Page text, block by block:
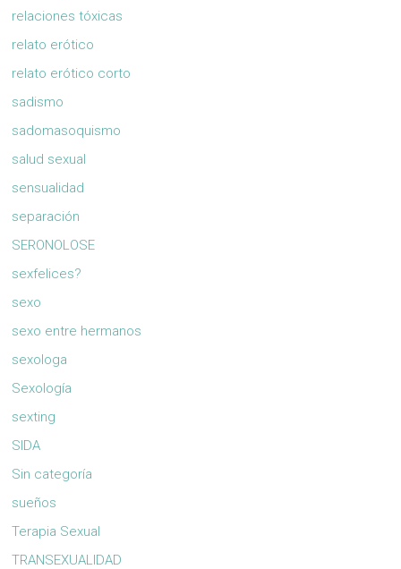
relaciones tóxicas
relato erótico
relato erótico corto
sadismo
sadomasoquismo
salud sexual
sensualidad
separación
SERONOLOSE
sexfelices?
sexo
sexo entre hermanos
sexologa
Sexología
sexting
SIDA
Sin categoría
sueños
Terapia Sexual
TRANSEXUALIDAD